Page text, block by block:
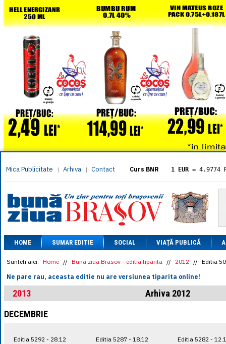
Mica Publicitate | Arhiva | Contact Curs BNR 1 EUR = 4.9774
= 5.8304
1 XAU= 464.4611
1 AED= 1.1933
1 AUD= 2.7957
1 BGN= 2.5449
1 CAD= 3.1559
1 CHF= 5.2813
1 CNY = 0.6015
1 DKK= 0.6668
1 EGP= 0.0860
1 HUF= 1.2223
1 MXN= 0.2227
HOME SUMAR EDITIE SOCIAL VIAȚĂ PUBLICĂ
Sunteti aici: Home // Buna ziua Brasov - editia tiparita // 2012 // Editia
Ne pare rau, aceasta editie nu are versiunea tiparita online!
2013
Arhiva 2012
DECEMBRIE
Editia 5292 - 28.12
Editia 5287 - 18.12
Editia 5282 -